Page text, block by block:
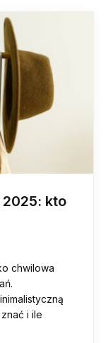
kto
chwilowa
i ile